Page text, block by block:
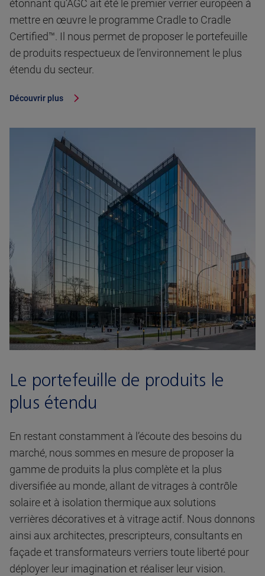
étonnant qu’AGC ait été le premier verrier européen à
mettre en œuvre le programme Cradle to Cradle
Certified™. Il nous permet de proposer le portefeuille
de produits respectueux de l’environnement le plus
étendu du secteur.
Découvrir plus
Le portefeuille de produits le
plus étendu
En restant constamment à l’écoute des besoins du
marché, nous sommes en mesure de proposer la
gamme de produits la plus complète et la plus
diversifiée au monde, allant de vitrages à contrôle
solaire et à isolation thermique aux solutions
verrières décoratives et à vitrage actif. Nous donnons
ainsi aux architectes, prescripteurs, consultants en
façade et transformateurs verriers toute liberté pour
déployer leur imagination et réaliser leur vision.